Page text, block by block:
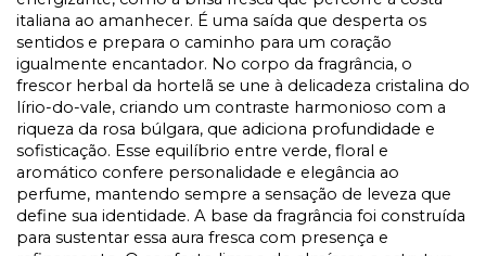
italiana ao amanhecer. É uma saída que desperta os
sentidos e prepara o caminho para um coração
igualmente encantador. No corpo da fragrância, o
frescor herbal da hortelã se une à delicadeza cristalina do
lírio-do-vale, criando um contraste harmonioso com a
riqueza da rosa búlgara, que adiciona profundidade e
sofisticação. Esse equilíbrio entre verde, floral e
aromático confere personalidade e elegância ao
perfume, mantendo sempre a sensação de leveza que
define sua identidade. A base da fragrância foi construída
para sustentar essa aura fresca com presença e